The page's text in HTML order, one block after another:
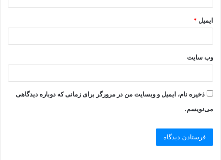
ایمیل *
وب‌ سایت
ذخیره نام، ایمیل و وبسایت من در مرورگر برای زمانی که دوباره دیدگاهی
می‌نویسم.